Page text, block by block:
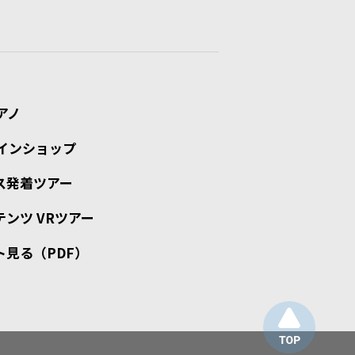
ノ
ンショップ
発着ツアー
ツ VRツアー
る（PDF）